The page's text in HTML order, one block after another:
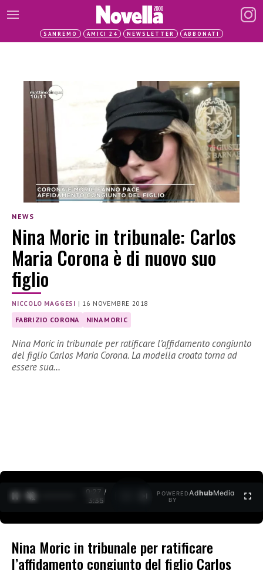
SANREMO AMICI 24 NEWSLETTER ABBONATI
NEWS
Nina Moric in tribunale: Carlos
Maria Corona è di nuovo suo
figlio
NICCOLO MAGGESI | 16 NOVEMBRE 2018
FABRIZIO CORONA NINA MORIC
Nina Moric in tribunale per ratificare l’affidamento congiunto
del figlio Carlos Maria Corona. La modella croata torna ad
essere sua…
0:27 /
3:35
POWERED
BY
AdhubMedia
Nina Moric in tribunale per ratificare
l’affidamento congiunto del figlio Carlos